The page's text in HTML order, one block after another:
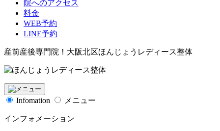
院へのアクセス
料金
WEB予約
LINE予約
産前産後専門院！大阪北区ほんじょうレディース整体
Infomation メニュー
インフォメーション